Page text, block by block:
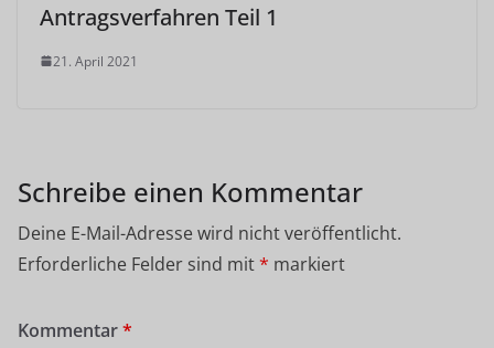
Antragsverfahren Teil 1
21. April 2021
Schreibe einen Kommentar
Deine E-Mail-Adresse wird nicht veröffentlicht.
Erforderliche Felder sind mit* markiert
Kommentar*